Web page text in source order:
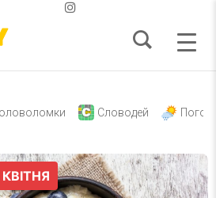
Словодей